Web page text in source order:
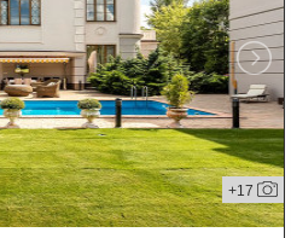
+17